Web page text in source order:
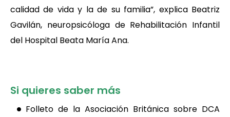
calidad de vida y la de su familia”, explica Beatriz
Gavilán, neuropsicóloga de Rehabilitación Infantil
del Hospital Beata María Ana.
Si quieres saber más
Folleto de la Asociación Británica sobre DCA